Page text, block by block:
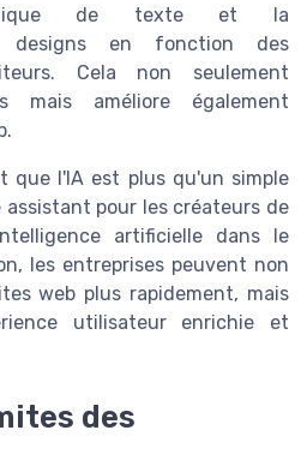
de texte et la
designs en fonction des
Cela non seulement
mais améliore également
que l'IA est plus qu'un simple
pour les créateurs de
artificielle dans le
les entreprises peuvent non
web plus rapidement, mais
utilisateur enrichie et
des